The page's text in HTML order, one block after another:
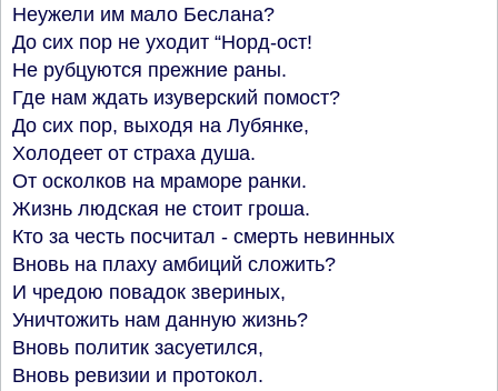
Неужели им мало Беслана?
До сих пор не уходит “Норд-ост!
Не рубцуются прежние раны.
Где нам ждать изуверский помост?
До сих пор, выходя на Лубянке,
Холодеет от страха душа.
От осколков на мраморе ранки.
Жизнь людская не стоит гроша.
Кто за честь посчитал - смерть невинных
Вновь на плаху амбиций сложить?
И чредою повадок звериных,
Уничтожить нам данную жизнь?
Вновь политик засуетился,
Вновь ревизии и протокол.